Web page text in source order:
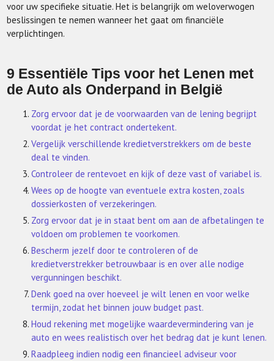
voor uw specifieke situatie. Het is belangrijk om weloverwogen
beslissingen te nemen wanneer het gaat om financiële
verplichtingen.
9 Essentiële Tips voor het Lenen met
de Auto als Onderpand in België
Zorg ervoor dat je de voorwaarden van de lening begrijpt
voordat je het contract ondertekent.
Vergelijk verschillende kredietverstrekkers om de beste
deal te vinden.
Controleer de rentevoet en kijk of deze vast of variabel is.
Wees op de hoogte van eventuele extra kosten, zoals
dossierkosten of verzekeringen.
Zorg ervoor dat je in staat bent om aan de afbetalingen te
voldoen om problemen te voorkomen.
Bescherm jezelf door te controleren of de
kredietverstrekker betrouwbaar is en over alle nodige
vergunningen beschikt.
Denk goed na over hoeveel je wilt lenen en voor welke
termijn, zodat het binnen jouw budget past.
Houd rekening met mogelijke waardevermindering van je
auto en wees realistisch over het bedrag dat je kunt lenen.
Raadpleeg indien nodig een financieel adviseur voor